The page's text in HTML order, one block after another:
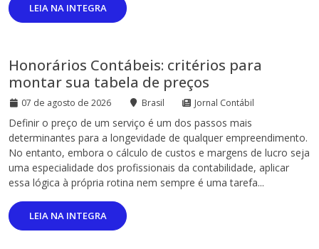
LEIA NA INTEGRA
Honorários Contábeis: critérios para
montar sua tabela de preços
07 de agosto de 2026 Brasil Jornal Contábil
Definir o preço de um serviço é um dos passos mais
determinantes para a longevidade de qualquer empreendimento.
No entanto, embora o cálculo de custos e margens de lucro seja
uma especialidade dos profissionais da contabilidade, aplicar
essa lógica à própria rotina nem sempre é uma tarefa...
LEIA NA INTEGRA